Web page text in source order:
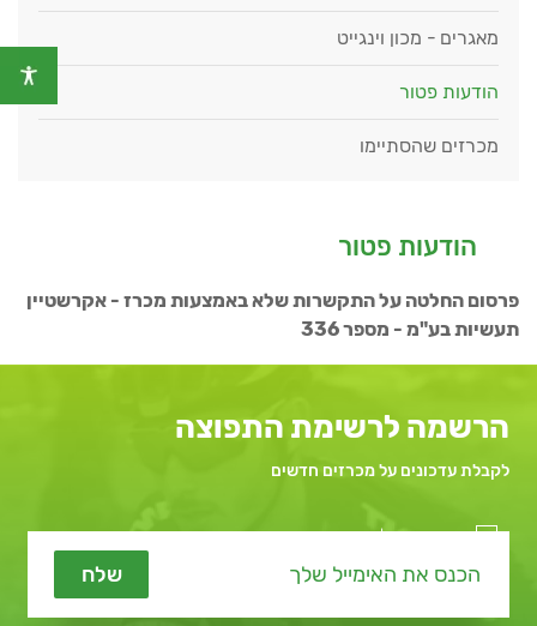
מאגרים - מכון וינגייט
הודעות פטור
מכרזים שהסתיימו
הודעות פטור
פרסום החלטה על התקשרות שלא באמצעות מכרז - אקרשטיין
תעשיות בע"מ - מספר 336
הרשמה לרשימת התפוצה
לקבלת עדכונים על מכרזים חדשים
שלח
מאשר קבלת תכנים שיווקיים